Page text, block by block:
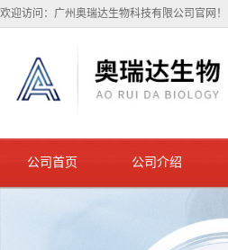
欢迎访问：广州奥瑞达生物科技有限公司官网！
公司首页 公司介绍